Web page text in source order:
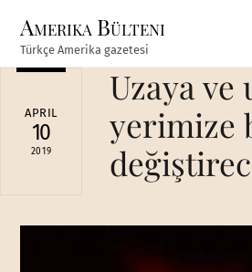
content
Amerika Bülteni
Türkçe Amerika gazetesi
APRIL
10
2019
Uzaya ve
yerimize